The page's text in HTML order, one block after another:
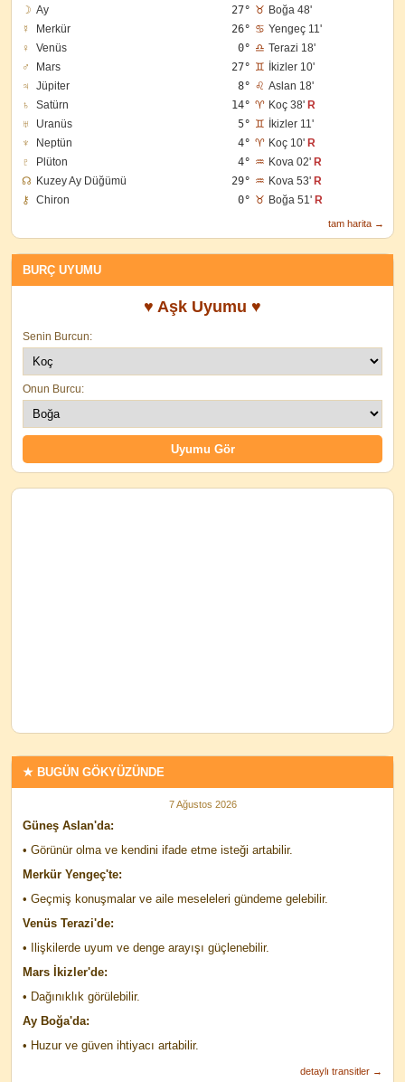
★ BUGÜN GÖKYÜZÜNDE
7 Ağustos 2026
Güneş Aslan'da:
• Görünür olma ve kendini ifade etme isteği artabilir.
Merkür Yengeç'te:
• Geçmiş konuşmalar ve aile meseleleri gündeme gelebilir.
Venüs Terazi'de:
• Ilişkilerde uyum ve denge arayışı güçlenebilir.
Mars İkizler'de:
• Dağınıklık görülebilir.
Ay Boğa'da:
• Huzur ve güven ihtiyacı artabilir.
detaylı transitler →
☽ Ay 27° ♉ Boğa 48'
☿
Merkür 26° ♋ Yengeç 11'
♀
Venüs 0° ♎ Terazi 18'
♂
Mars 27° ♊
İkizler 10'
♃
Jüpiter 8° ♌ Aslan 18'
♄
Satürn 14° ♈ Koç 38' R
♅
Uranüs 5° ♊
İkizler 11'
♆
Neptün 4° ♈ Koç 10' R
♇
Plüton 4° ♒ Kova 02' R
☊ Kuzey Ay Düğümü 29° ♒ Kova 53' R
⚷
Chiron 0° ♉ Boğa 51' R
tam harita →
BURÇ UYUMU
♥ Aşk Uyumu ♥
Senin Burcun:
Onun Burcu: